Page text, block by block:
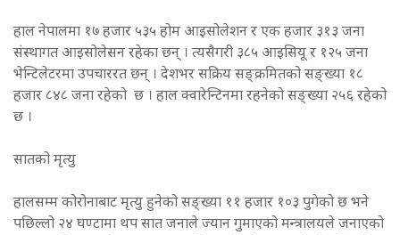
हाल नेपालमा १७ हजार ५३५ होम आइसोलेशन र एक हजार ३१३ जना
संस्थागत आइसोलेसन रहेका छन् । त्यसैगरी ३८५ आइसियू र १२५ जना
भेन्टिलेटरमा उपचाररत छन् । देशभर सक्रिय सङ्क्रमितको सङ्ख्या १८
हजार ८४८ जना रहेको छ । हाल क्वारेन्टिनमा रहनेको सङ्ख्या २५६ रहेको
छ ।
सातको मृत्यु
हालसम्म कोरोनाबाट मृत्यु हुनेको सङ्ख्या ११ हजार १०३ पुगेको छ भने
पछिल्लो २४ घण्टामा थप सात जनाले ज्यान गुमाएको मन्त्रालयले जनाएको